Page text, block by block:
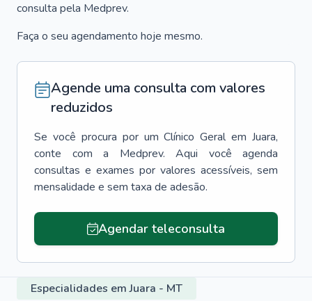
consulta pela Medprev.
Faça o seu agendamento hoje mesmo.
Agende uma consulta com valores
reduzidos
Se você procura por um Clínico Geral em Juara,
conte com a Medprev. Aqui você agenda
consultas e exames por valores acessíveis, sem
mensalidade e sem taxa de adesão.
Agendar teleconsulta
Especialidades em Juara - MT